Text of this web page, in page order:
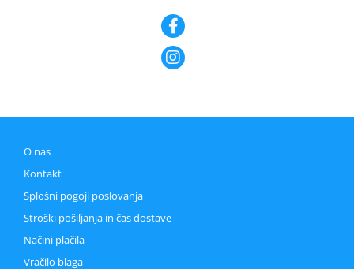
O nas
Kontakt
Splošni pogoji poslovanja
Stroški pošiljanja in čas dostave
Načini plačila
Vračilo blaga